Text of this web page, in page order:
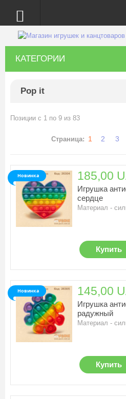
КАТЕГОРИИ
Pop it
Позиции с 1 по 9 из 83
Страница: 1 2 3
185,00
Игрушка
сердце
Материал -
Купить
Новинка
145,00
Игрушка
радужный
Материал -
Купить
Новинка